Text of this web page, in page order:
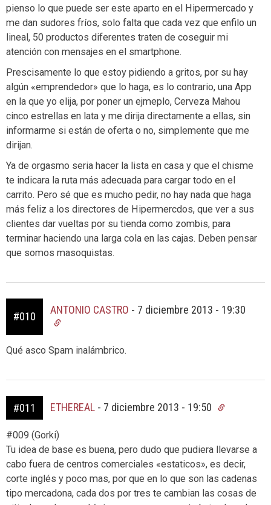
pienso lo que puede ser este aparto en el Hipermercado y
me dan sudores fríos, solo falta que cada vez que enfilo un
lineal, 50 productos diferentes traten de coseguir mi
atención con mensajes en el smartphone.
Prescisamente lo que estoy pidiendo a gritos, por su hay
algún «emprendedor» que lo haga, es lo contrario, una App
en la que yo elija, por poner un ejmeplo, Cerveza Mahou
cinco estrellas en lata y me dirija directamente a ellas, sin
informarme si están de oferta o no, simplemente que me
dirijan.
Ya de orgasmo seria hacer la lista en casa y que el chisme
te indicara la ruta más adecuada para cargar todo en el
carrito. Pero sé que es mucho pedir, no hay nada que haga
más feliz a los directores de Hipermercdos, que ver a sus
clientes dar vueltas por su tienda como zombis, para
terminar haciendo una larga cola en las cajas. Deben pensar
que somos masoquistas.
#010
ANTONIO CASTRO - 7 diciembre 2013 - 19:30
Qué asco Spam inalámbrico.
#011 ETHEREAL - 7 diciembre 2013 - 19:50
#009 (Gorki)
Tu idea de base es buena, pero dudo que pudiera llevarse a
cabo fuera de centros comerciales «estaticos», es decir,
corte inglés y poco mas, por que en lo que son las cadenas
tipo mercadona, cada dos por tres te cambian las cosas de